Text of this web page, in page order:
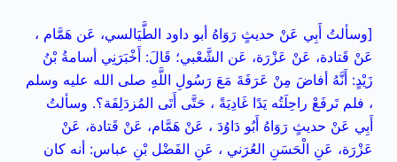
[وسألتُ أَبِي عَنْ حديثٍ رَوَاهُ أبو داود الطَّيَالسي، عَن هَمَّام ،
عَنْ قَتادة، عَنْ عَزْرَة، عَن الشَّعْبي؛ قَالَ: أَخْبَرَنِي أسامةُ بْنُ
زَيْدٍ: أَنَّهُ أفاضَ مِنْ عَرَفَةَ مَعَ رَسُولِ اللَّهِ صلى الله عليه وسلم
، فلم تَرفَعْ راحِلَتُه يَدًا غَادِيَةً ، حَتَّى أَتَى المُزدَلِفَة؟. وسألتُ
أَبِي عَنْ حديثٍ رَوَاهُ أَبُو دَاوُدَ ، عَنْ هَمَّام، عَنْ قَتادة، عَنْ
عَزْرَة، عَنِ الْحَسَنِ العُرَني ، عَنِ الفَضْل بْنِ عباس: أنه كان